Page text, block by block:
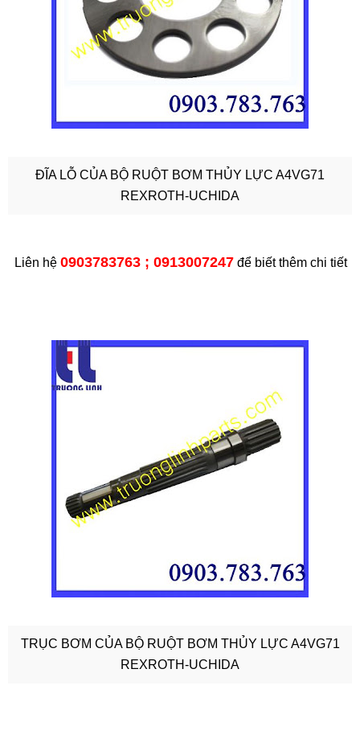
ĐĨA LỖ CỦA BỘ RUỘT BƠM THỦY LỰC A4VG71
REXROTH-UCHIDA
Liên hệ 0903783763 ; 0913007247 để biết thêm chi tiết
TRỤC BƠM CỦA BỘ RUỘT BƠM THỦY LỰC A4VG71
REXROTH-UCHIDA